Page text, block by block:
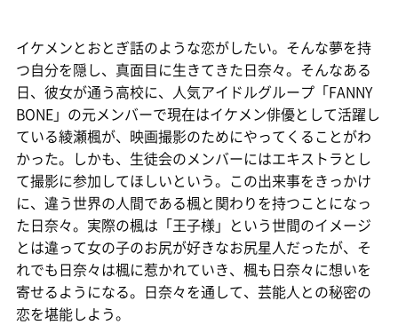
イケメンとおとぎ話のような恋がしたい。そんな夢を持
つ自分を隠し、真面目に生きてきた日奈々。そんなある
日、彼女が通う高校に、人気アイドルグループ「FANNY
BONE」の元メンバーで現在はイケメン俳優として活躍し
ている綾瀬楓が、映画撮影のためにやってくることがわ
かった。しかも、生徒会のメンバーにはエキストラとし
て撮影に参加してほしいという。この出来事をきっかけ
に、違う世界の人間である楓と関わりを持つことになっ
た日奈々。実際の楓は「王子様」という世間のイメージ
とは違って女の子のお尻が好きなお尻星人だったが、そ
れでも日奈々は楓に惹かれていき、楓も日奈々に想いを
寄せるようになる。日奈々を通して、芸能人との秘密の
恋を堪能しよう。